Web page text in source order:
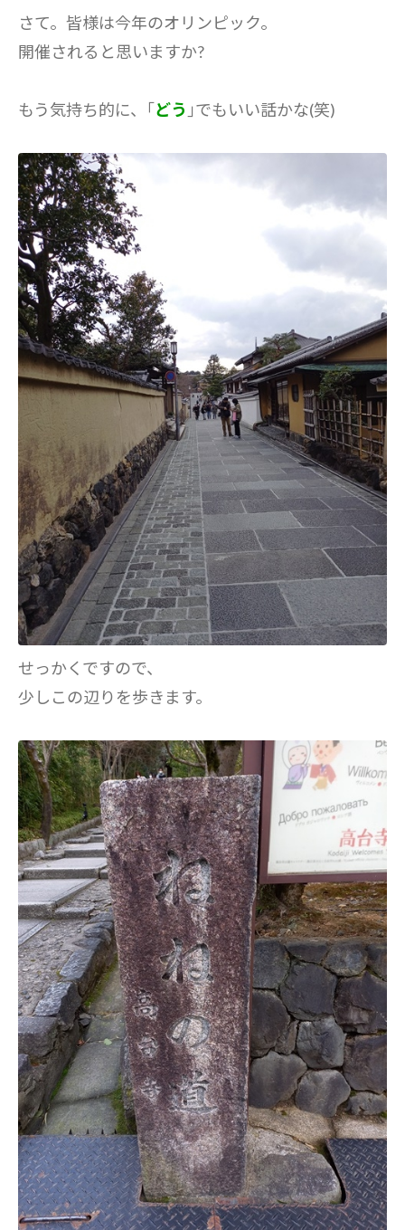
さて。皆様は今年のオリンピック。
開催されると思いますか?
もう気持ち的に、｢どう ｣でもいい話かな(笑)
せっかくですので、
少しこの辺りを歩きます。